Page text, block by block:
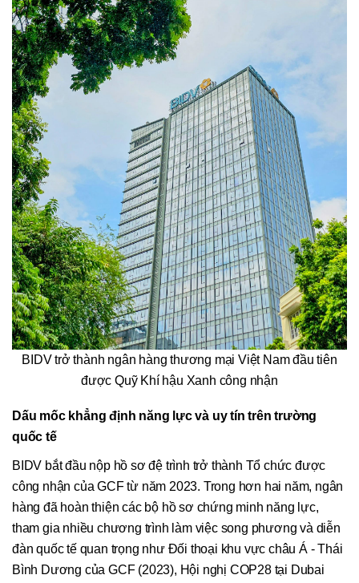
BIDV trở thành ngân hàng thương mại Việt Nam đầu tiên
được Quỹ Khí hậu Xanh công nhận
Dấu mốc khẳng định năng lực và uy tín trên trường
quốc tế
BIDV bắt đầu nộp hồ sơ đệ trình trở thành Tổ chức được
công nhận của GCF từ năm 2023. Trong hơn hai năm, ngân
hàng đã hoàn thiện các bộ hồ sơ chứng minh năng lực,
tham gia nhiều chương trình làm việc song phương và diễn
đàn quốc tế quan trọng như Đối thoại khu vực châu Á - Thái
Bình Dương của GCF (2023), Hội nghị COP28 tại Dubai